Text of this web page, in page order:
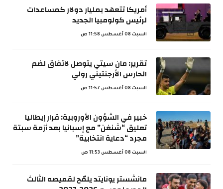
أمريكا تتعهد بمليار دولار كمساعدات
لرئيس كولومبيا الجديد
السبت 08 أغسطس 11:58 ص
تقرير: مان سيتي يتوصل لاتفاق لضم
الحارس الأرجنتيني رولي
السبت 08 أغسطس 11:57 ص
خبير في الشؤون الأوروبية: قرار إيطاليا
تعليق “شنغن” مع إسبانيا بعد أزمة سبتة
مجرد “دعاية انتخابية”
السبت 08 أغسطس 11:53 ص
مانشستر يونايتد يلمّح لقميصه الثالث